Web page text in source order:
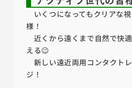
いくつになってもクリアな
様！
近くから遠くまで自然で快
える😉
新しい遠近両用コンタクト
ジ！